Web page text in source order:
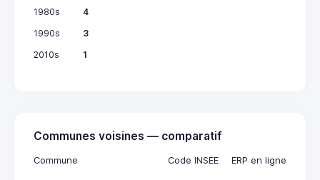
1980s
4
1990s
3
2010s
1
Communes voisines — comparatif
Commune Code INSEE ERP en ligne